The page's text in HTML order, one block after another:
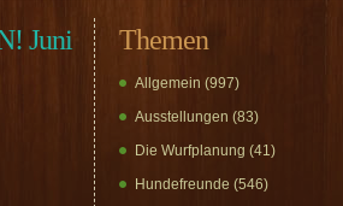
Juni
Themen
Allgemein (997)
Ausstellungen (83)
Die Wurfplanung (41)
Hundefreunde (546)